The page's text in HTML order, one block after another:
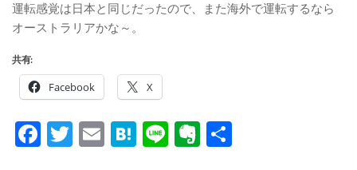
運転感覚は日本と同じだったので、また海外で運転するなら
オーストラリアかな～。
共有:
Facebook X
Facebook
Twitter
EmailHatena
LineEvernote